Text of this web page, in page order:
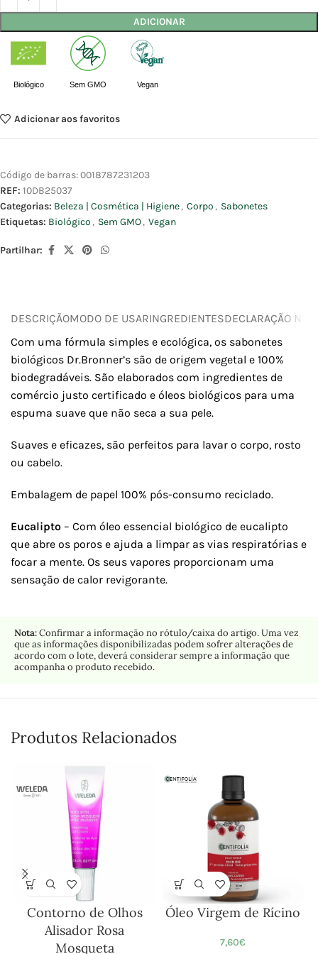
ADICIONAR
Biológico Sem GMO Vegan
Adicionar aos favoritos
Código de barras:0018787231203
REF: 10DB25037
Categorias: Beleza | Cosmética | Higiene, Corpo , Sabonetes
Etiquetas: Biológico , Sem GMO, Vegan
Partilhar:
DESCRIÇÃOMODO DE USARINGREDIENTESDECLARAÇÃO
Com uma fórmula simples e ecológica, os sabonetes
biológicos Dr.Bronner’s são de origem vegetal e 100%
biodegradáveis. São elaborados com ingredientes de
comércio justo certificado e óleos biológicos para uma
espuma suave que não seca a sua pele.
Suaves e eficazes, são perfeitos para lavar o corpo, rosto
ou cabelo.
Embalagem de papel 100% pós-consumo reciclado.
Eucalipto – Com óleo essencial biológico de eucalipto
que abre os poros e ajuda a limpar as vias respiratórias e
focar a mente. Os seus vapores proporcionam uma
sensação de calor revigorante.
Nota:Confirmar a informação no rótulo/caixa do artigo. Uma vez
que as informações disponibilizadas podem sofrer alterações de
acordo com o lote, deverá considerar sempre a informação que
acompanha o produto recebido.
Produtos Relacionados
Contorno de Olhos
Alisador Rosa
Mosqueta
Óleo Virgem de Rícino
7,60€